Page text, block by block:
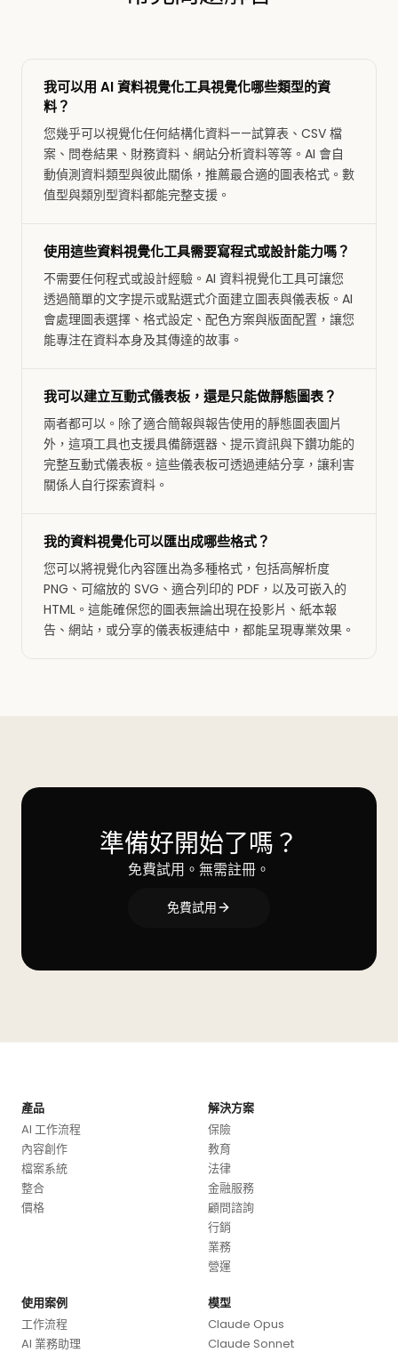
我可以用 AI 資料視覺化工具視覺化哪些類型的資
料？
您幾乎可以視覺化任何結構化資料——試算表、CSV 檔
案、問卷結果、財務資料、網站分析資料等等。AI 會自
動偵測資料類型與彼此關係，推薦最合適的圖表格式。數
值型與類別型資料都能完整支援。
使用這些資料視覺化工具需要寫程式或設計能力嗎？
不需要任何程式或設計經驗。AI 資料視覺化工具可讓您
透過簡單的文字提示或點選式介面建立圖表與儀表板。AI
會處理圖表選擇、格式設定、配色方案與版面配置，讓您
能專注在資料本身及其傳達的故事。
我可以建立互動式儀表板，還是只能做靜態圖表？
兩者都可以。除了適合簡報與報告使用的靜態圖表圖片
外，這項工具也支援具備篩選器、提示資訊與下鑽功能的
完整互動式儀表板。這些儀表板可透過連結分享，讓利害
關係人自行探索資料。
我的資料視覺化可以匯出成哪些格式？
您可以將視覺化內容匯出為多種格式，包括高解析度
PNG、可縮放的 SVG、適合列印的 PDF，以及可嵌入的
HTML。這能確保您的圖表無論出現在投影片、紙本報
告、網站，或分享的儀表板連結中，都能呈現專業效果。
準備好開始了嗎？
免費試用。無需註冊。
免費試用
產品
AI 工作流程
內容創作
檔案系統
整合
價格
解決方案
保險
教育
法律
金融服務
顧問諮詢
行銷
業務
營運
使用案例
工作流程
AI 業務助理
模型
Claude Opus
Claude Sonnet